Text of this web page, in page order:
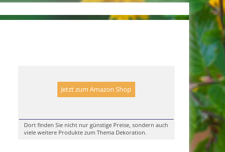
Jetzt zum Amazon Shop
Dort finden Sie nicht nur günstige Preise, sondern auch
viele weitere Produkte zum Thema Dekoration.